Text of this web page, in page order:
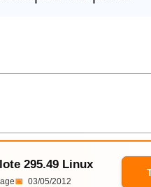
295.49 Linux
📅 03/05/2012